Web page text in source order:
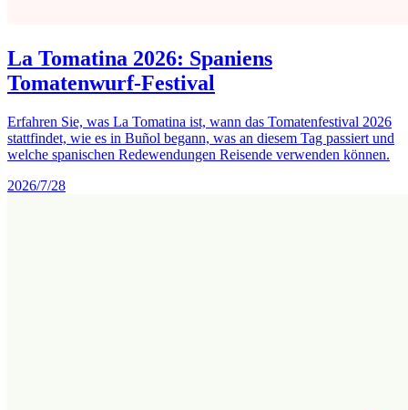
La Tomatina 2026: Spaniens
Tomatenwurf-Festival
Erfahren Sie, was La Tomatina ist, wann das Tomatenfestival 2026
stattfindet, wie es in Buñol begann, was an diesem Tag passiert und
welche spanischen Redewendungen Reisende verwenden können.
2026/7/28